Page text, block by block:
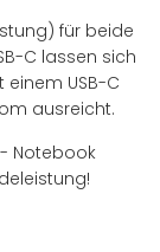
für beide
C lassen sich
einem USB-C
ausreicht.
Notebook